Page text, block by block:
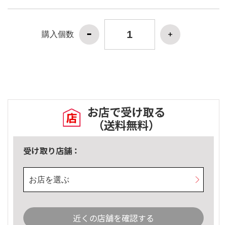
購入個数
お店で受け取る
（送料無料）
受け取り店舗：
お店を選ぶ
近くの店舗を確認する